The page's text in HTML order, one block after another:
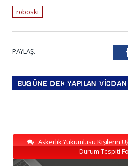
roboski
PAYLAŞ.
Askerlik Yükümlüsü Kişilerin
Durum Tespiti